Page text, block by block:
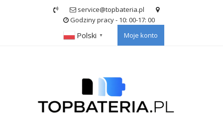
service@topbateria.pl
Godziny pracy - 10: 00-17: 00
Polski ▼ Moje konto